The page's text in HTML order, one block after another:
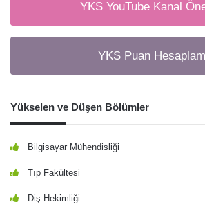
YKS YouTube Kanal
YKS Puan
Yükselen ve Düşen Bölümler
Bilgisayar Mühendisliği
Tıp Fakültesi
Diş Hekimliği